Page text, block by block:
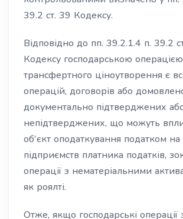
39.2 ст. 39 Кодексу.
Відповідно до пп. 39.2.1.4 п. 39.2
Кодексу господарською
трансфертного ціноутворення є
операцій, договорів або
документально підтверджених
непідтверджених, що можуть
об'єкт оподаткування податком
підприємств платника податків,
операції з нематеріальними
як роялті.
Отже, якщо господарські операції